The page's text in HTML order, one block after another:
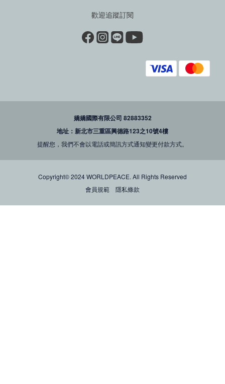
歡迎追蹤訂閱
嬌嬌國際有限公司 82883352
地址：新北市三重區興德路123之10號4樓
提醒您，我們不會以電話或簡訊方式通知變更付款方式。
Copyright© 2024 WORLDPEACE. All Rights Reserved
會員規範
隱私條款